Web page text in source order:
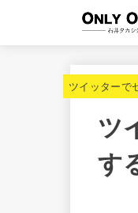
ツイッターで
ツ
す